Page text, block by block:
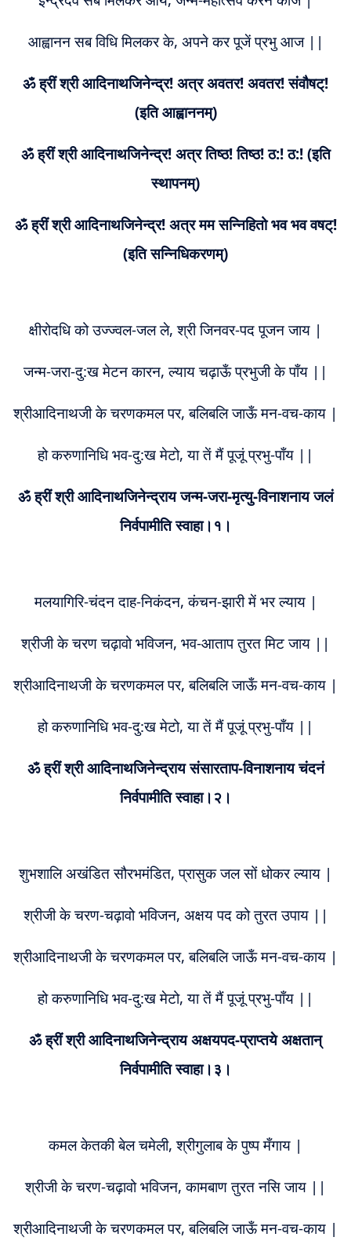
आह्वानन सब विधि मिलकर के, अपने कर पूजें प्रभु आज ||
ॐ ह्रीं श्री आदिनाथजिनेन्द्र! अत्र अवतर! अवतर! संवौषट्!
(इति आह्वाननम्)
ॐ ह्रीं श्री आदिनाथजिनेन्द्र! अत्र तिष्ठ! तिष्ठ! ठ:! ठ:! (इति
स्थापनम्)
ॐ ह्रीं श्री आदिनाथजिनेन्द्र! अत्र मम सन्निहितो भव भव वषट्!
(इति सन्निधिकरणम्)
क्षीरोदधि को उज्ज्वल-जल ले, श्री जिनवर-पद पूजन जाय |
जन्म-जरा-दु:ख मेटन कारन, ल्याय चढ़ाऊँ प्रभुजी के पाँय ||
श्रीआदिनाथजी के चरणकमल पर, बलिबलि जाऊँ मन-वच-काय |
हो करुणानिधि भव-दु:ख मेटो, या तें मैं पूजूं प्रभु-पाँय ||
ॐ ह्रीं श्री आदिनाथजिनेन्द्राय जन्म-जरा-मृत्यु-विनाशनाय जलं
निर्वपामीति स्वाहा।१।
मलयागिरि-चंदन दाह-निकंदन, कंचन-झारी में भर ल्याय |
श्रीजी के चरण चढ़ावो भविजन, भव-आताप तुरत मिट जाय ||
श्रीआदिनाथजी के चरणकमल पर, बलिबलि जाऊँ मन-वच-काय |
हो करुणानिधि भव-दु:ख मेटो, या तें मैं पूजूं प्रभु-पाँय ||
ॐ ह्रीं श्री आदिनाथजिनेन्द्राय संसारताप-विनाशनाय चंदनं
निर्वपामीति स्वाहा।२।
शुभशालि अखंडित सौरभमंडित, प्रासुक जल सों धोकर ल्याय |
श्रीजी के चरण-चढ़ावो भविजन, अक्षय पद को तुरत उपाय ||
श्रीआदिनाथजी के चरणकमल पर, बलिबलि जाऊँ मन-वच-काय |
हो करुणानिधि भव-दु:ख मेटो, या तें मैं पूजूं प्रभु-पाँय ||
ॐ ह्रीं श्री आदिनाथजिनेन्द्राय अक्षयपद-प्राप्तये अक्षतान्
निर्वपामीति स्वाहा।३।
कमल केतकी बेल चमेली, श्रीगुलाब के पुष्प मँगाय |
श्रीजी के चरण-चढ़ावो भविजन, कामबाण तुरत नसि जाय ||
श्रीआदिनाथजी के चरणकमल पर, बलिबलि जाऊँ मन-वच-काय |